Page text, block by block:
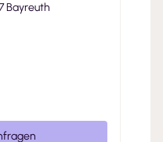
6, 95447 Bayreuth